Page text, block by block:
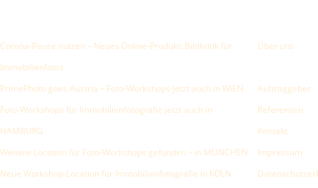
Corona-Pause nutzen – Neues Online-Produkt: Bildkritik für
Immobilienfotos
PrimePhoto goes Austria – Foto-Workshops jetzt auch in WIEN
Foto-Workshops für Immobilienfotografie jetzt auch in
HAMBURG
Weitere Location für Foto-Workshops gefunden – in MÜNCHEN
Neue Workshop-Location für Immobilienfotografie in KÖLN
Über uns
Auftraggeber
Referenzen
Kontakt
Impressum